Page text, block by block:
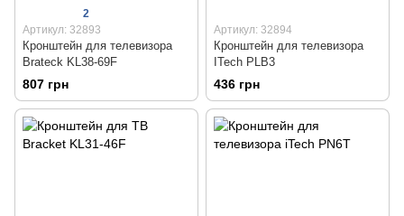
2
Артикул: 32893
Кронштейн для телевизора
Brateck KL38-69F
807 грн
Артикул: 32894
Кронштейн для телевизора
ITech PLB3
436 грн